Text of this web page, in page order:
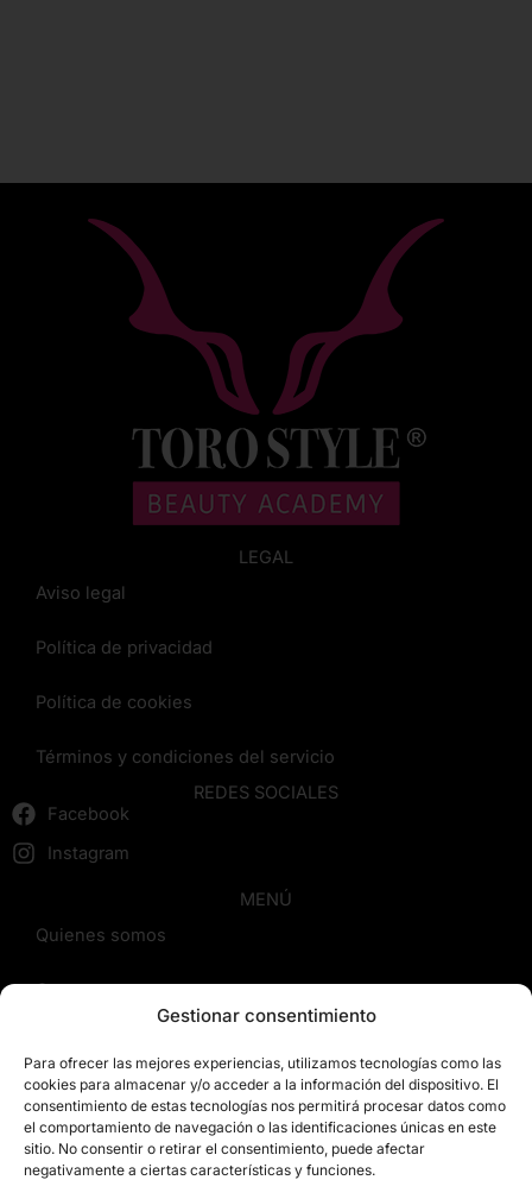
Gestionar consentimiento
Para ofrecer las mejores experiencias, utilizamos tecnologías como las
cookies para almacenar y/o acceder a la información del dispositivo. El
consentimiento de estas tecnologías nos permitirá procesar datos como
el comportamiento de navegación o las identificaciones únicas en este
sitio. No consentir o retirar el consentimiento, puede afectar
negativamente a ciertas características y funciones.
LEGAL
Aviso legal
Política de privacidad
Política de cookies
Términos y condiciones del servicio
REDES SOCIALES
Facebook
Instagram
MENÚ
Quienes somos
Cursos
Contacto
Reseñas